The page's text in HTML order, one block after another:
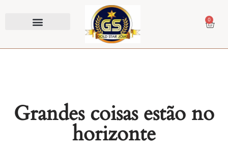
0
Grandes coisas estão no
horizonte